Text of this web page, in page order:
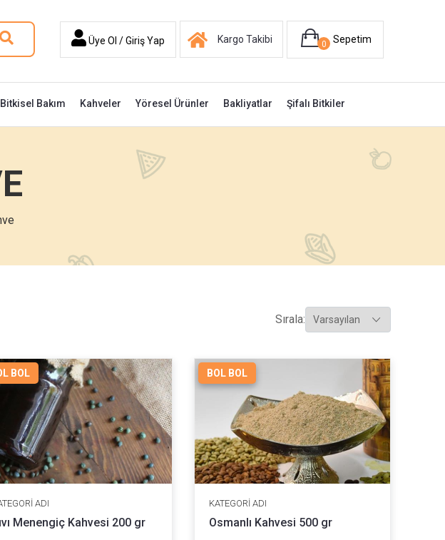
Üye Ol / Giriş Yap Kargo Takibi 0 Sepetim
Bitkisel Bakım Kahveler Yöresel Ürünler Bakliyatlar Şifalı Bitkiler
Sırala:
BOL
ADI
Menengiç Kahvesi 200 gr
BOL BOL
KATEGORI ADI
Osmanlı Kahvesi 500 gr